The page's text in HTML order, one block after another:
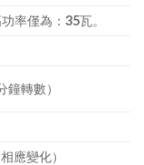
率僅為：35瓦。
轉數）
應變化）